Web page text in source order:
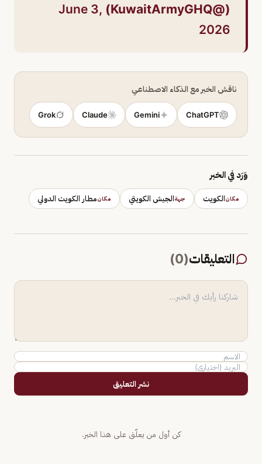
(@KuwaitArmyGHQ)
June 3,
2026
ناقش الخبر مع الذكاء الاصطناعي
ChatGPT
Gemini
Claude
Grok
وَرَد في الخبر
مكانالكويت جهةالجيش الكويتي مكانمطار الكويت الدولي
التعليقات(
0
)
نشر التعليق
كن أول من يعلّق على هذا الخبر.